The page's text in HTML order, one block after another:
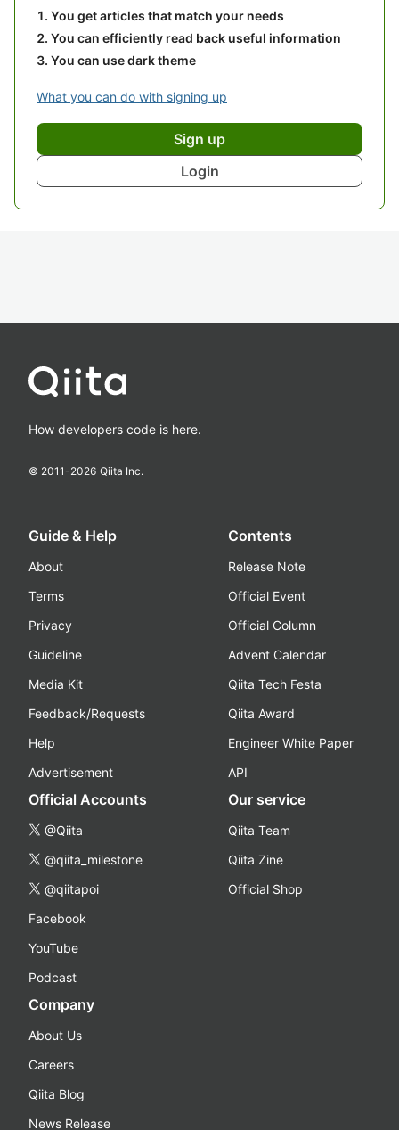
You get articles that match your needs
You can efficiently read back useful information
You can use dark theme
What you can do with signing up
Sign up
Login
How developers code is here.
© 2011-2026 Qiita Inc.
Guide & Help
About
Terms
Privacy
Guideline
Media Kit
Feedback/Requests
Help
Advertisement
Contents
Release Note
Official Event
Official Column
Advent Calendar
Qiita Tech Festa
Qiita Award
Engineer White Paper
API
Official Accounts
@Qiita
@qiita_milestone
@qiitapoi
Facebook
YouTube
Podcast
Our service
Qiita Team
Qiita Zine
Official Shop
Company
About Us
Careers
Qiita Blog
News Release